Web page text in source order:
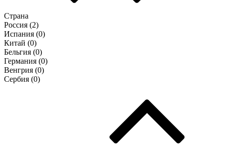
Страна
Россия (2)
Испания (0)
Китай (0)
Бельгия (0)
Германия (0)
Венгрия (0)
Сербия (0)